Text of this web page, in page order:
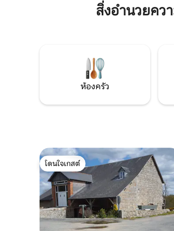
ทีวี ที่พักทั้งหลังได้รับการปรับปรุงใหม่ด้วย
วัสดุที่เป็นมิตรกับสิ่งแวดล้อม สิ่งอำนวย
ที่พักของเราโดยไม่มีใครมองเห็น
สิ่งอำนวยคว
ห้องครัว
โดนใจเกสต์
โดนใจเกสต์